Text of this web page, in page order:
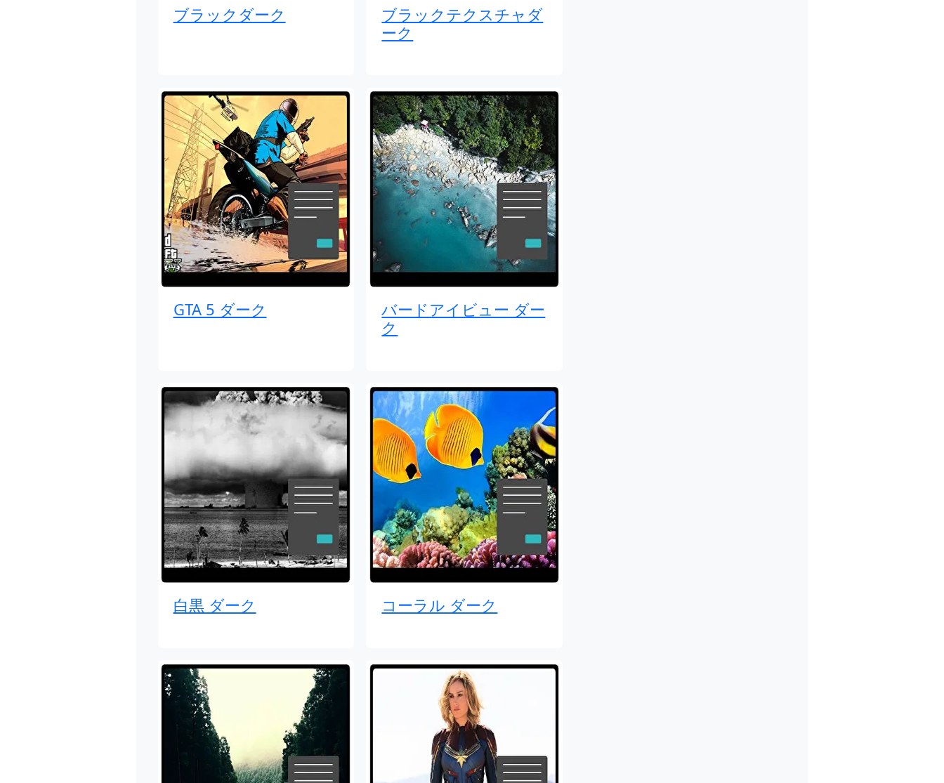
ブラックダーク
ブラックテクスチャダ
ーク
GTA 5 ダーク
バードアイビュー ダー
ク
白黒 ダーク コーラル ダーク